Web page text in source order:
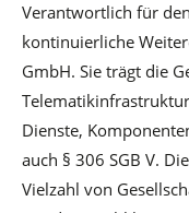
Verantwortlich für
kontinuierliche
GmbH. Sie trägt die
Dienste,
auch § 306 SGB V.
Vielzahl von